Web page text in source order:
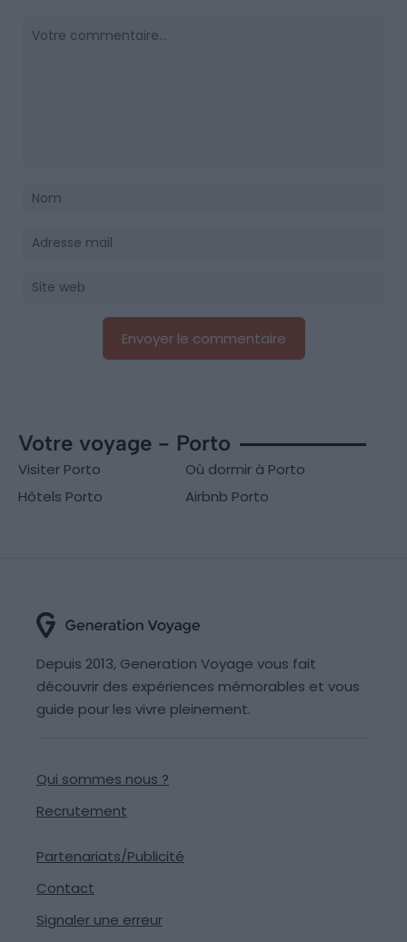
Votre voyage - Porto
Visiter Porto
Où dormir à Porto
Hôtels Porto
Airbnb Porto
Depuis 2013, Generation Voyage vous fait
découvrir des expériences mémorables et vous
guide pour les vivre pleinement.
Qui sommes nous ?
Recrutement
Partenariats/Publicité
Contact
Signaler une erreur